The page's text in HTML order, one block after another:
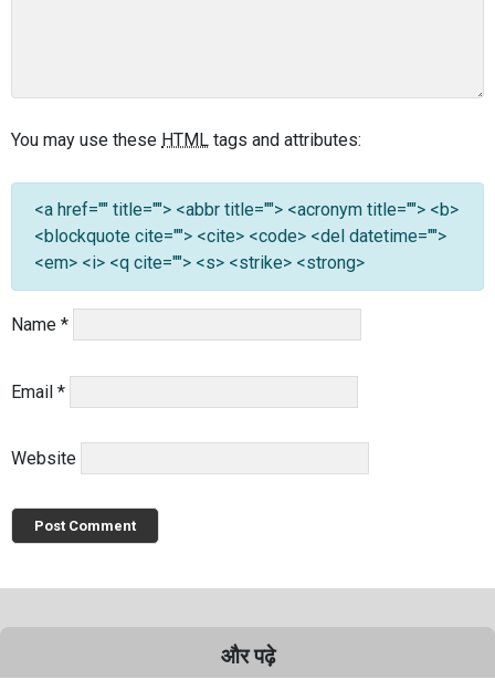
You may use these HTML tags and attributes:
<a href="" title=""> <abbr title=""> <acronym title=""> <b>
<blockquote cite=""> <cite> <code> <del datetime="">
<em> <i> <q cite=""> <s> <strike> <strong>
Name *
Email *
Website
और पढ़े